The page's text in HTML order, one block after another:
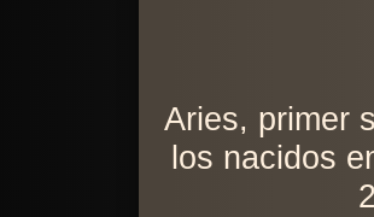
Aries, primer
los nacidos